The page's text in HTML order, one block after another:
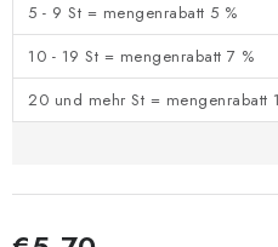
5 - 9 St = mengenrabatt 5 %
10 - 19 St = mengenrabatt 7 %
20 und mehr St = mengenrabatt